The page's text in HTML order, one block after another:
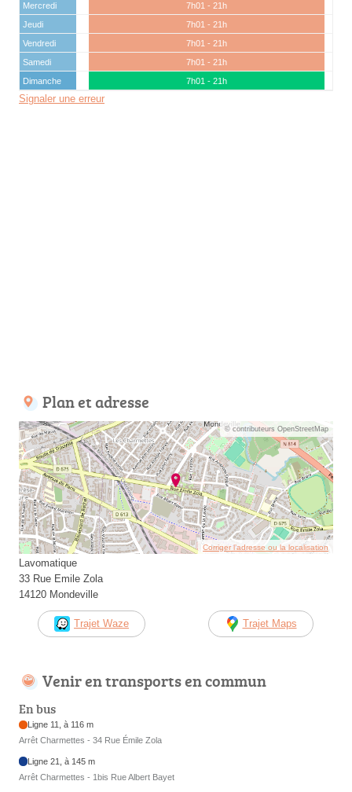
Mercredi
7h01 - 21h
Jeudi
7h01 - 21h
Vendredi
7h01 - 21h
Samedi
7h01 - 21h
Dimanche
7h01 - 21h
Signaler une erreur
Plan et adresse
© contributeurs OpenStreetMap
Corriger l’adresse ou la localisation
Lavomatique
33 Rue Emile Zola
14120 Mondeville
Trajet Waze Trajet Maps
Venir en transports en commun
En bus
Ligne 11, à 116 m
Arrêt Charmettes - 34 Rue Émile Zola
Ligne 21, à 145 m
Arrêt Charmettes - 1bis Rue Albert Bayet